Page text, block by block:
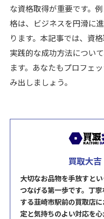
な資格取得が重要です。
格は、ビジネスを円滑に
ります。本記事では、資
実践的な成功方法につい
ます。あなたもプロフェ
み出しましょう。
買取大
大切なお品物を手放すと
つなげる第一歩です。丁
する韮崎市駅前の買取店
定と気持ちのよい対応を心